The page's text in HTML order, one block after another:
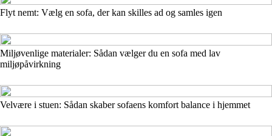
Flyt nemt: Vælg en sofa, der kan skilles ad og samles igen
Miljøvenlige materialer: Sådan vælger du en sofa med lav
miljøpåvirkning
Velvære i stuen: Sådan skaber sofaens komfort balance i hjemmet